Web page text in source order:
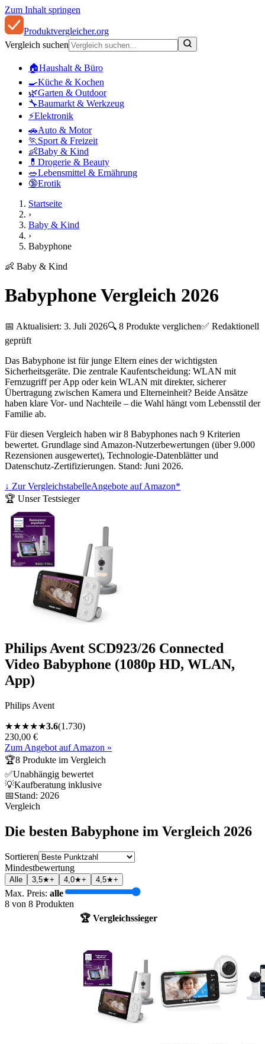
Zum Inhalt springen
Produktvergleicher.org
Vergleich suchen
🏠Haushalt & Büro
🍳Küche & Kochen
🌿Garten & Outdoor
🔧Baumarkt & Werkzeug
⚡Elektronik
🚗Auto & Motor
🏃 Sport & Freizeit
👶Baby & Kind
💊 Drogerie & Beauty
🥗Lebensmittel & Ernährung
🔞Erotik
Startseite
›
Baby & Kind
›
Babyphone
👶 Baby & Kind
Babyphone Vergleich 2026
📅 Aktualisiert: 3. Juli 2026🔍 8 Produkte verglichen✅ Redaktionell
geprüft
Das Babyphone ist für junge Eltern eines der wichtigsten
Sicherheitsgeräte. Die zentrale Kaufentscheidung: WLAN mit
Fernzugriff per App oder kein WLAN mit direkter, sicherer
Übertragung zwischen Kamera und Elterneinheit? Beide Ansätze
haben klare Vor- und Nachteile – die Wahl hängt vom Lebensstil der
Familie ab.
Für diesen Vergleich haben wir 8 Babyphones nach 9 Kriterien
bewertet. Grundlage sind Amazon-Nutzerbewertungen (über 9.000
Rezensionen ausgewertet), Technologie-Datenblätter und
Datenschutz-Zertifizierungen. Stand: Juni 2026.
↓ Zur VergleichstabelleAngebote auf Amazon*
🏆 Unser Testsieger
Philips Avent SCD923/26 Connected
Video Babyphone (1080p HD, WLAN,
App)
Philips Avent
★★★★★3.6(1.730)
230,00 €
Zum Angebot auf Amazon »
🏆8 Produkte im Vergleich
✅Unabhängig bewertet
💡Kaufberatung inklusive
📅Stand: 2026
Vergleich
Die besten Babyphone im Vergleich 2026
Sortieren
Mindestbewertung
Alle 3,5★+ 4,0★+ 4,5★+
Max. Preis: alle
8 von 8 Produkten
🏆 Vergleichssieger